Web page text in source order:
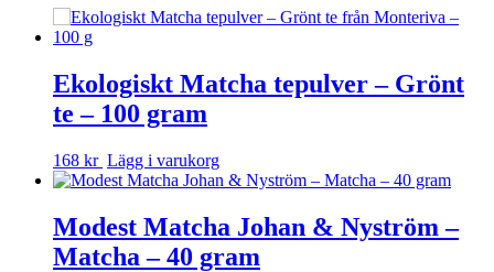
Ekologiskt Matcha tepulver – Grönt
te – 100 gram
168 kr Lägg i varukorg
Modest Matcha Johan & Nyström –
Matcha – 40 gram